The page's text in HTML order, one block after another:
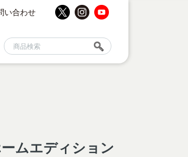
い合わせ
ムエディション